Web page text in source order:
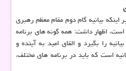
بیانیه گام دوم مقام معظم رهبری
اظهار داشت: همه گونه های برنامه
را بگیرد و القای امید به آینده و
است که باید در برنامه های مختلف،